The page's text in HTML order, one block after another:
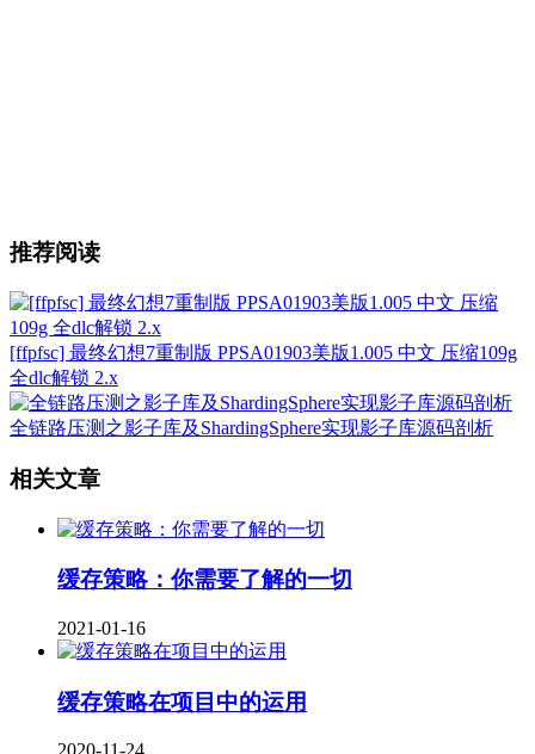
推荐阅读
[ffpfsc] 最终幻想7重制版 PPSA01903美版1.005 中文 压缩109g
全dlc解锁 2.x
全链路压测之影子库及ShardingSphere实现影子库源码剖析
相关文章
缓存策略：你需要了解的一切
2021-01-16
缓存策略在项目中的运用